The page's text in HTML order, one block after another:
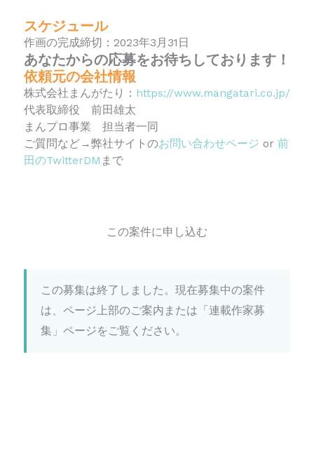
スケジュール
作画の完成締切：2023年3月31日
あなたからの応募をお待ちしております！
依頼元の会社情報
株式会社まんがたり： https://www.mangatari.co.jp/
代表取締役 前田雄太
まんプロ事業 担当者一同
ご質問など→弊社サイトのお問い合わせページ or 前
田のTwitterDM まで
この案件に申し込む